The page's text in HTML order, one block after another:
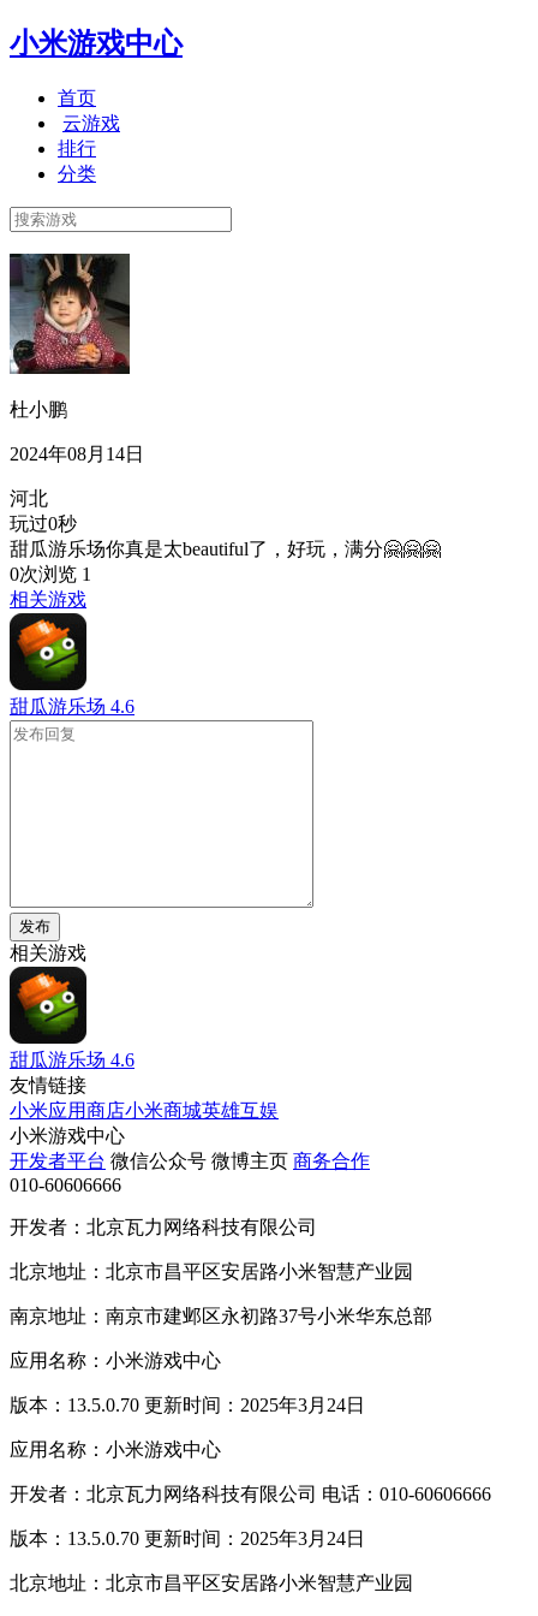
小米游戏中心
首页
云游戏
排行
分类
杜小鹏
2024年08月14日
河北
玩过0秒
甜瓜游乐场你真是太beautiful了，好玩，满分🤗🤗🤗
0次浏览 1
相关游戏
甜瓜游乐场 4.6
发布
相关游戏
甜瓜游乐场 4.6
友情链接
小米应用商店小米商城英雄互娱
小米游戏中心
开发者平台 微信公众号 微博主页 商务合作
010-60606666
开发者：北京瓦力网络科技有限公司
北京地址：北京市昌平区安居路小米智慧产业园
南京地址：南京市建邺区永初路37号小米华东总部
应用名称：小米游戏中心
版本：13.5.0.70 更新时间：2025年3月24日
应用名称：小米游戏中心
开发者：北京瓦力网络科技有限公司 电话：010-60606666
版本：13.5.0.70 更新时间：2025年3月24日
北京地址：北京市昌平区安居路小米智慧产业园